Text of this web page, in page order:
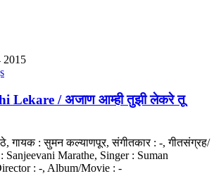
2015
Lekare / अजाण आम्ही तुझी लेकरे तू
गायक : सुमन कल्याणपूर, संगीतकार : -, गीतसंग्रह/
Sanjeevani Marathe, Singer : Suman
: -, Album/Movie : -